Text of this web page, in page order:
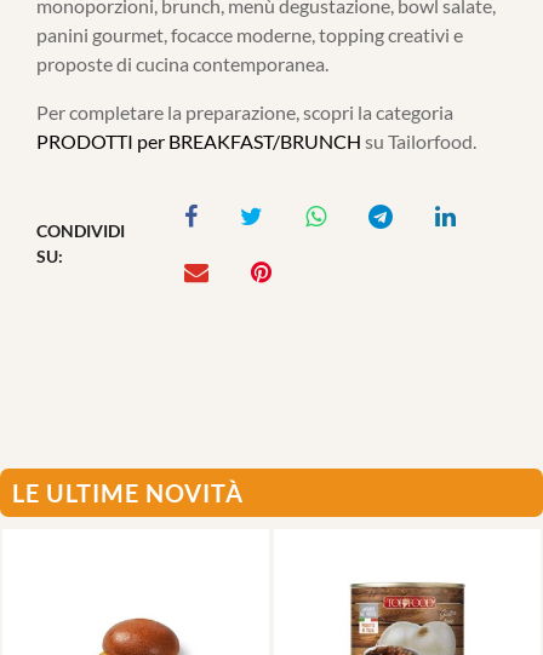
monoporzioni, brunch, menù degustazione, bowl salate,
panini gourmet, focacce moderne, topping creativi e
proposte di cucina contemporanea.
Per completare la preparazione, scopri la categoria
PRODOTTI per BREAKFAST/BRUNCH su Tailorfood.
CONDIVIDI
SU:
LE ULTIME NOVITÀ